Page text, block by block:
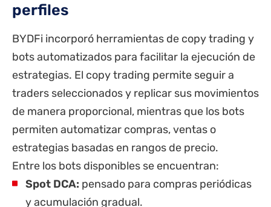
perfiles
BYDFi incorporó herramientas de copy trading y
bots automatizados para facilitar la ejecución de
estrategias. El copy trading permite seguir a
traders seleccionados y replicar sus movimientos
de manera proporcional, mientras que los bots
permiten automatizar compras, ventas o
estrategias basadas en rangos de precio.
Entre los bots disponibles se encuentran:
Spot DCA: pensado para compras periódicas
y acumulación gradual.